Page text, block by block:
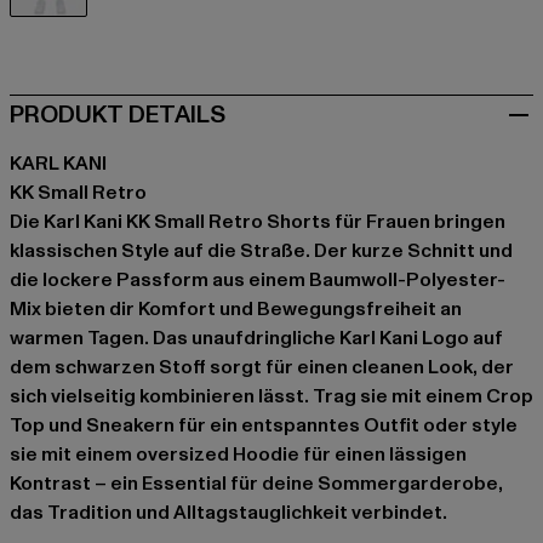
PRODUKT DETAILS
KARL KANI
KK Small Retro
Die Karl Kani KK Small Retro Shorts für Frauen bringen
klassischen Style auf die Straße. Der kurze Schnitt und
die lockere Passform aus einem Baumwoll-Polyester-
Mix bieten dir Komfort und Bewegungsfreiheit an
warmen Tagen. Das unaufdringliche Karl Kani Logo auf
dem schwarzen Stoff sorgt für einen cleanen Look, der
sich vielseitig kombinieren lässt. Trag sie mit einem Crop
Top und Sneakern für ein entspanntes Outfit oder style
sie mit einem oversized Hoodie für einen lässigen
Kontrast – ein Essential für deine Sommergarderobe,
das Tradition und Alltagstauglichkeit verbindet.